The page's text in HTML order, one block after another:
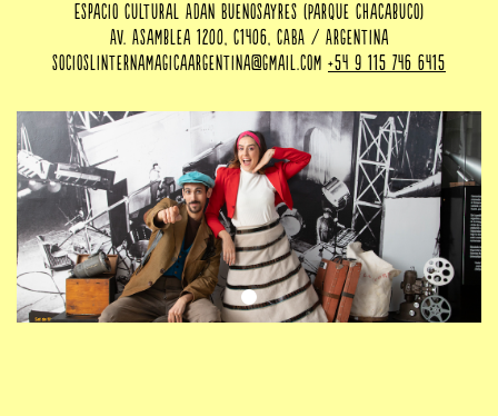
Espacio Cultural Adan Buenosayres (Parque Chacabuco)
Av. Asamblea 1200, C1406, CABA / Argentina
socioslinternamagicaargentina@gmail.com +54 9 115 746 6415